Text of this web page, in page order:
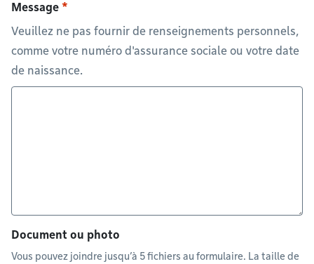
Message
Veuillez ne pas fournir de renseignements personnels,
comme votre numéro d'assurance sociale ou votre date
de naissance.
Document ou photo
Vous pouvez joindre jusqu’à 5 fichiers au formulaire. La taille de